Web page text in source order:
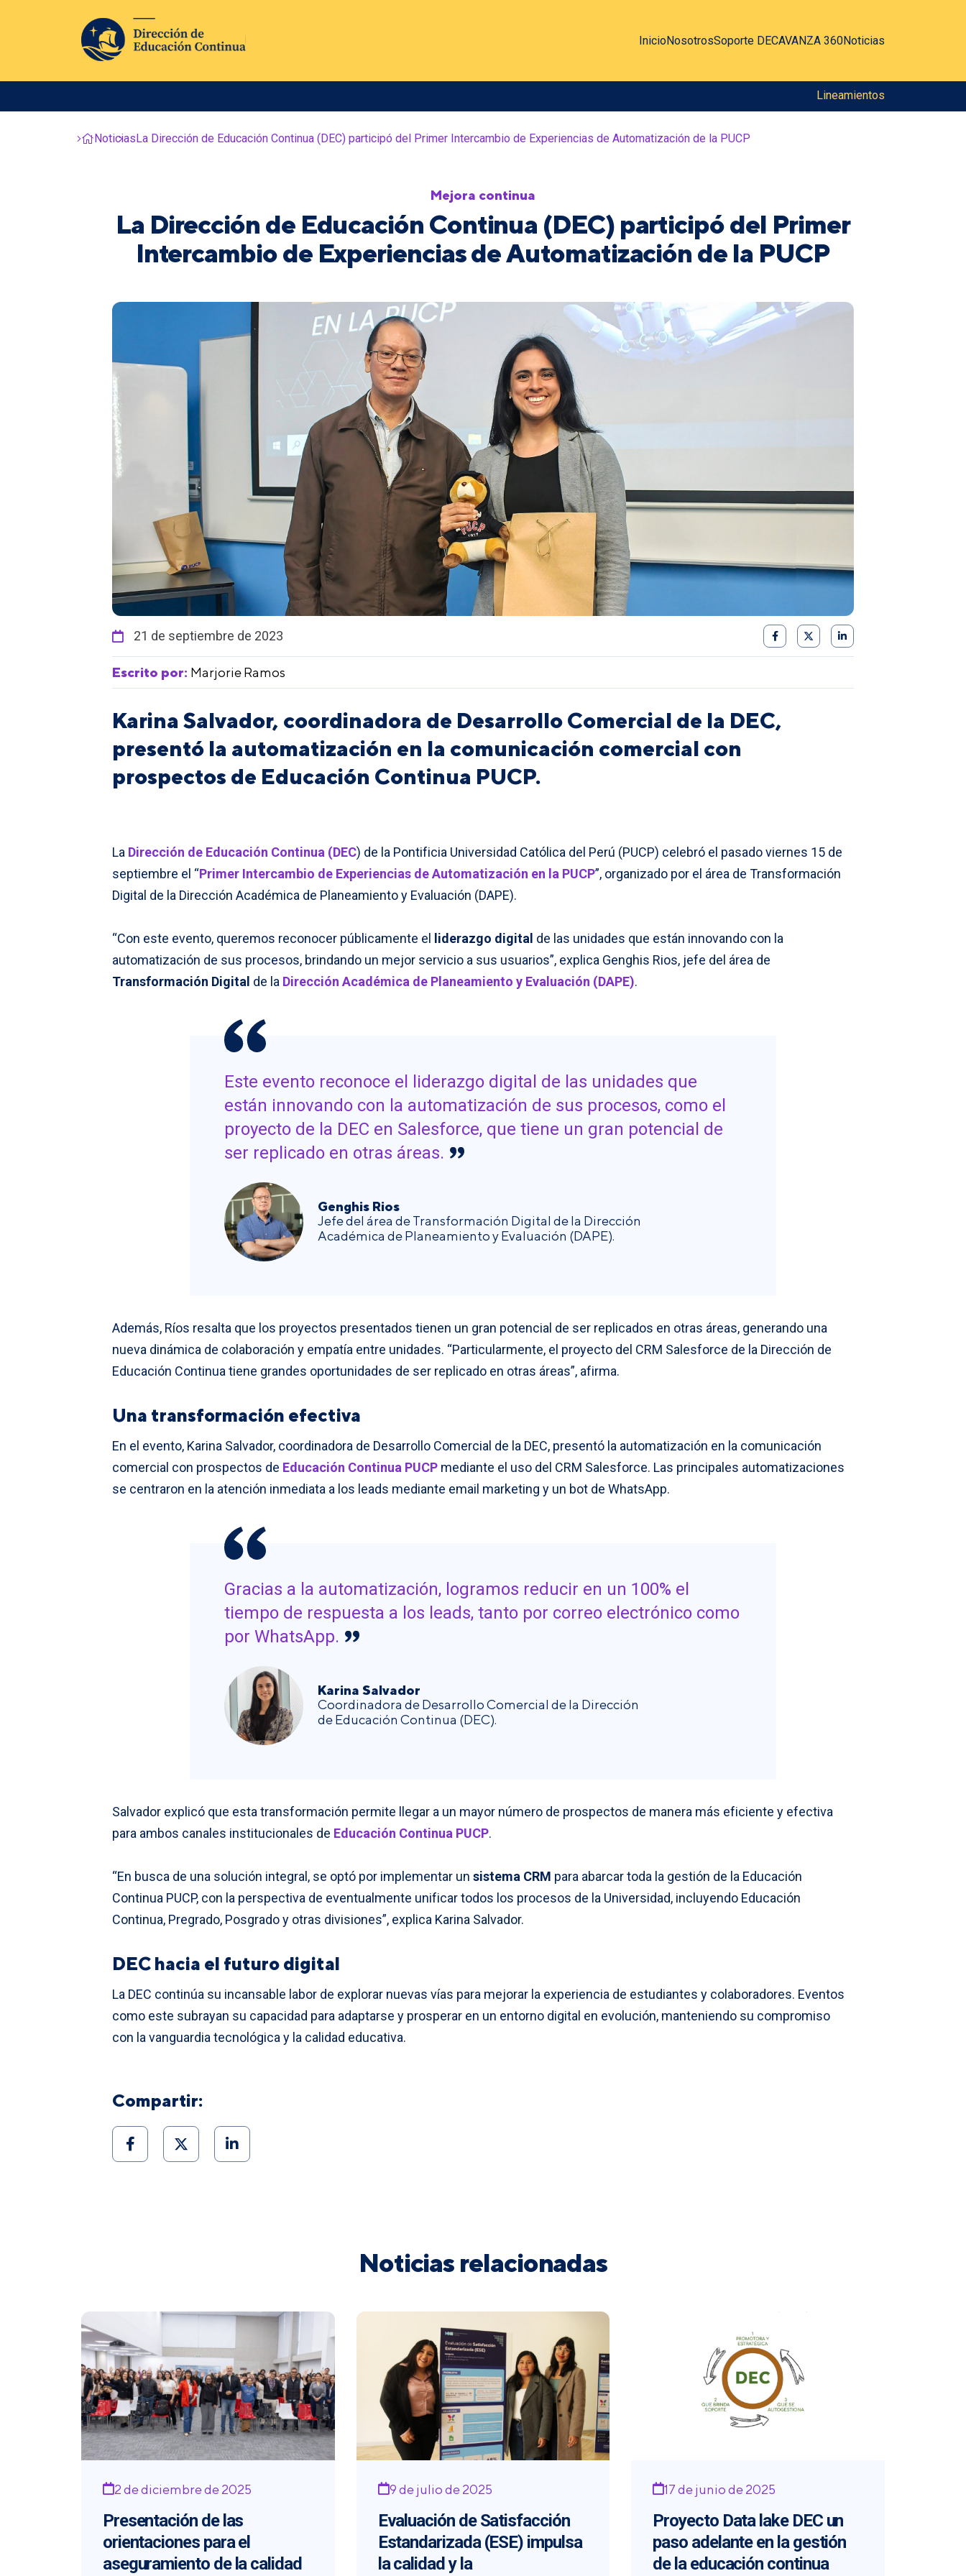
InicioNosotrosSoporte DECAVANZA 360Noticias
Lineamientos
NoticiasLa Dirección de Educación Continua (DEC) participó del Primer Intercambio de Experiencias de Automatización de la PUCP
Mejora continua
La Dirección de Educación Continua (DEC) participó del Primer
Intercambio de Experiencias de Automatización de la PUCP
21 de septiembre de 2023
Escrito por: Marjorie Ramos
Karina Salvador, coordinadora de Desarrollo Comercial de la DEC,
presentó la automatización en la comunicación comercial con
prospectos de Educación Continua PUCP.
La Dirección de Educación Continua (DEC) de la Pontificia Universidad Católica del Perú (PUCP) celebró el pasado viernes 15 de
septiembre el “Primer Intercambio de Experiencias de Automatización en la PUCP”, organizado por el área de Transformación
Digital de la Dirección Académica de Planeamiento y Evaluación (DAPE).
“Con este evento, queremos reconocer públicamente el liderazgo digital de las unidades que están innovando con la
automatización de sus procesos, brindando un mejor servicio a sus usuarios”, explica Genghis Rios, jefe del área de
Transformación Digital de la Dirección Académica de Planeamiento y Evaluación (DAPE).
Este evento reconoce el liderazgo digital de las unidades que
están innovando con la automatización de sus procesos, como el
proyecto de la DEC en Salesforce, que tiene un gran potencial de
ser replicado en otras áreas.
Genghis Rios
Jefe del área de Transformación Digital de la Dirección
Académica de Planeamiento y Evaluación (DAPE).
Además, Ríos resalta que los proyectos presentados tienen un gran potencial de ser replicados en otras áreas, generando una
nueva dinámica de colaboración y empatía entre unidades. “Particularmente, el proyecto del CRM Salesforce de la Dirección de
Educación Continua tiene grandes oportunidades de ser replicado en otras áreas”, afirma.
Una transformación efectiva
En el evento, Karina Salvador, coordinadora de Desarrollo Comercial de la DEC, presentó la automatización en la comunicación
comercial con prospectos de Educación Continua PUCP mediante el uso del CRM Salesforce. Las principales automatizaciones
se centraron en la atención inmediata a los leads mediante email marketing y un bot de WhatsApp.
Gracias a la automatización, logramos reducir en un 100% el
tiempo de respuesta a los leads, tanto por correo electrónico como
por WhatsApp.
Karina Salvador
Coordinadora de Desarrollo Comercial de la Dirección
de Educación Continua (DEC).
Salvador explicó que esta transformación permite llegar a un mayor número de prospectos de manera más eficiente y efectiva
para ambos canales institucionales de Educación Continua PUCP.
“En busca de una solución integral, se optó por implementar un sistema CRM para abarcar toda la gestión de la Educación
Continua PUCP, con la perspectiva de eventualmente unificar todos los procesos de la Universidad, incluyendo Educación
Continua, Pregrado, Posgrado y otras divisiones”, explica Karina Salvador.
DEC hacia el futuro digital
La DEC continúa su incansable labor de explorar nuevas vías para mejorar la experiencia de estudiantes y colaboradores. Eventos
como este subrayan su capacidad para adaptarse y prosperar en un entorno digital en evolución, manteniendo su compromiso
con la vanguardia tecnológica y la calidad educativa.
Compartir:
Noticias relacionadas
2 de diciembre de 2025
Presentación de las
orientaciones para el
aseguramiento de la calidad
9 de julio de 2025
Evaluación de Satisfacción
Estandarizada (ESE) impulsa
la calidad y la
17 de junio de 2025
Proyecto Data lake DEC un
paso adelante en la gestión
de la educación continua